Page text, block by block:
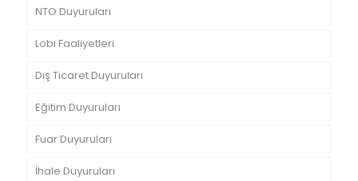
NTO Duyuruları
Lobi Faaliyetleri
Dış Ticaret Duyuruları
Eğitim Duyuruları
Fuar Duyuruları
İhale Duyuruları